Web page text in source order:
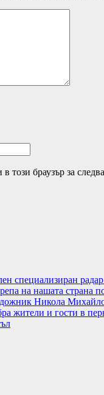
този браузър за
специализиран
на нашата страна
Никола
жители и гости в